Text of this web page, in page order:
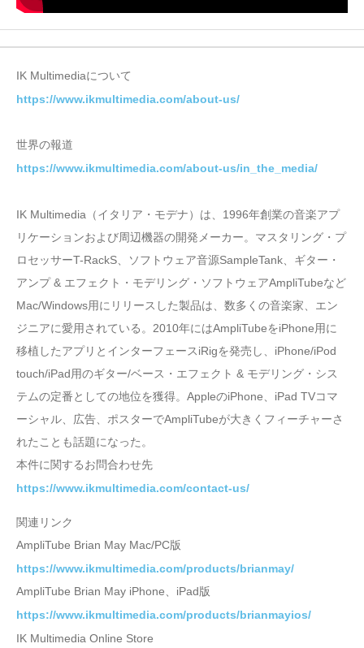
IK Multimediaについて
https://www.ikmultimedia.com/about-us/
世界の報道
https://www.ikmultimedia.com/about-us/in_the_media/
IK Multimedia（イタリア・モデナ）は、1996年創業の音楽アプ
リケーションおよび周辺機器の開発メーカー。マスタリング・プ
ロセッサーT-RackS、ソフトウェア音源SampleTank、ギター・
アンプ & エフェクト・モデリング・ソフトウェアAmpliTubeなど
Mac/Windows用にリリースした製品は、数多くの音楽家、エン
ジニアに愛用されている。2010年にはAmpliTubeをiPhone用に
移植したアプリとインターフェースiRigを発売し、iPhone/iPod
touch/iPad用のギター/ベース・エフェクト & モデリング・シス
テムの定番としての地位を獲得。AppleのiPhone、iPad TVコマ
ーシャル、広告、ポスターでAmpliTubeが大きくフィーチャーさ
れたことも話題になった。
本件に関するお問合わせ先
https://www.ikmultimedia.com/contact-us/
関連リンク
AmpliTube Brian May Mac/PC版
https://www.ikmultimedia.com/products/brianmay/
AmpliTube Brian May iPhone、iPad版
https://www.ikmultimedia.com/products/brianmayios/
IK Multimedia Online Store